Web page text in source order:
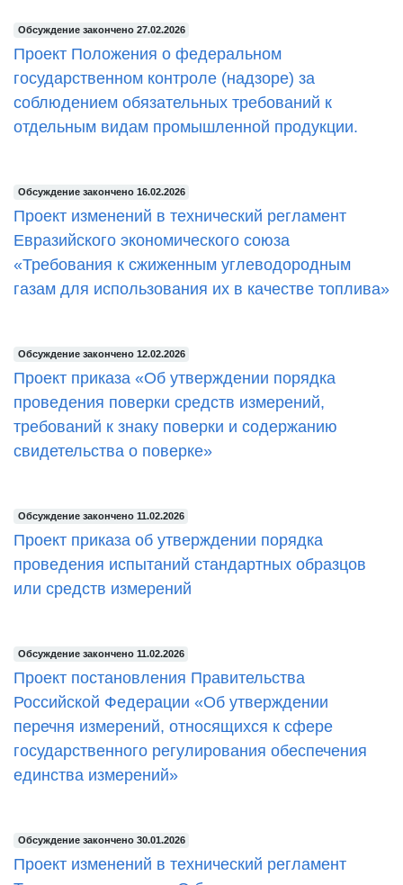
Обсуждение закончено 27.02.2026
Проект Положения о федеральном
государственном контроле (надзоре) за
соблюдением обязательных требований к
отдельным видам промышленной продукции.
Обсуждение закончено 16.02.2026
Проект изменений в технический регламент
Евразийского экономического союза
«Требования к сжиженным углеводородным
газам для использования их в качестве топлива»
Обсуждение закончено 12.02.2026
Проект приказа «Об утверждении порядка
проведения поверки средств измерений,
требований к знаку поверки и содержанию
свидетельства о поверке»
Обсуждение закончено 11.02.2026
Проект приказа об утверждении порядка
проведения испытаний стандартных образцов
или средств измерений
Обсуждение закончено 11.02.2026
Проект постановления Правительства
Российской Федерации «Об утверждении
перечня измерений, относящихся к сфере
государственного регулирования обеспечения
единства измерений»
Обсуждение закончено 30.01.2026
Проект изменений в технический регламент